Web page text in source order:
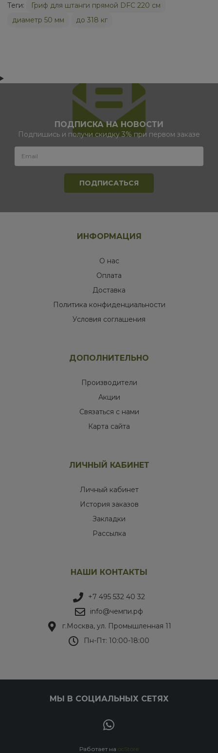
Теги:
Гриф для штанги прямой DFC 220 см
диаметр 50 мм
до 318 кг
ПОДПИСКА НА НОВОСТИ
Подпишись и получи скидку 3% при первом заказе
ИНФОРМАЦИЯ
О нас
Оплата
Доставка
Политика конфиденциальности
Условия соглашения
ДОПОЛНИТЕЛЬНО
Производители
Акции
Связаться с нами
Карта сайта
ЛИЧНЫЙ КАБИНЕТ
Личный кабинет
История заказов
Закладки
Рассылка
НАШИ КОНТАКТЫ
+7 495 532 40 32
info@чемпи.рф
г.Москва, ул. Промышленная 11
Пн-Пт: 10:00-18:00
МЫ В СОЦИАЛЬНЫХ СЕТЯХ
Работает на ocStore